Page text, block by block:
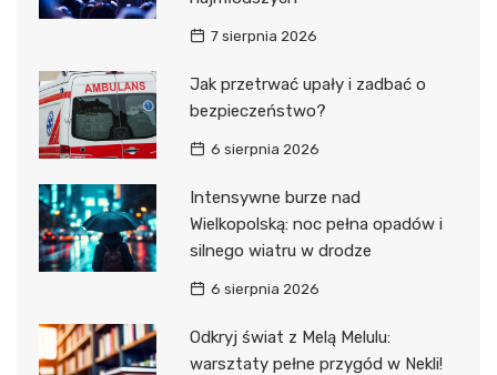
7 sierpnia 2026
Jak przetrwać upały i zadbać o
bezpieczeństwo?
6 sierpnia 2026
Intensywne burze nad
Wielkopolską: noc pełna opadów i
silnego wiatru w drodze
6 sierpnia 2026
Odkryj świat z Melą Melulu:
warsztaty pełne przygód w Nekli!